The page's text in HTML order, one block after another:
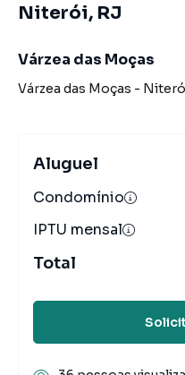
Niterói, RJ
Várzea das Moças
Várzea das Moças -
Aluguel
Condomínio
IPTU mensal
Total